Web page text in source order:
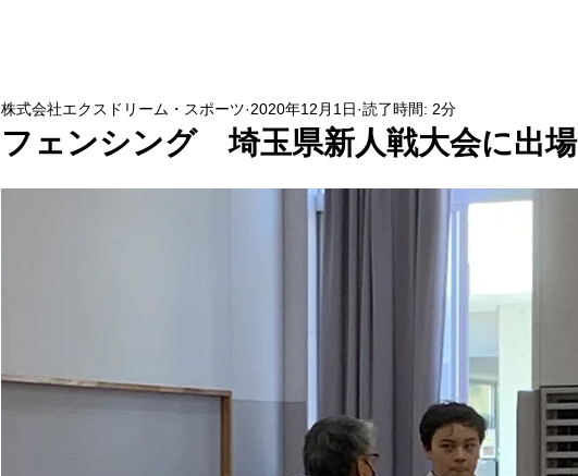
フェンシング 埼玉県新人戦大会に出場
株式会社エクスドリーム・スポーツ 2020年12月1日 読了時間: 2分